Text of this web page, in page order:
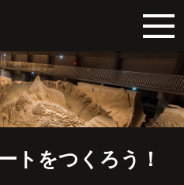
トをつくろう！